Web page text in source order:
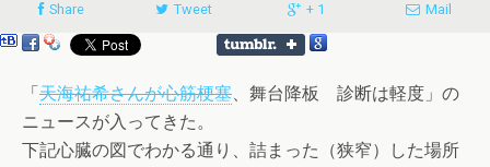
Share Tweet + 1 Mail
「 天海祐希さんが心筋梗塞、舞台降板 診断は軽度」の
ニュースが入ってきた。
下記心臓の図でわかる通り、詰まった（狭窄）した場所